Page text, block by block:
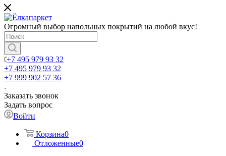
Огромный выбор напольных покрытий на любой вкус!
+7 495 979 93 32
+7 495 979 93 32
+7 999 902 57 36
Заказать звонок
Задать вопрос
Войти
Корзина0
Отложенные0